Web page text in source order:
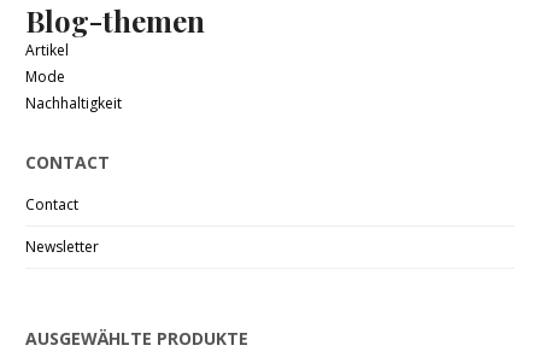
Blog-themen
Artikel
Mode
Nachhaltigkeit
CONTACT
Contact
Newsletter
AUSGEWÄHLTE PRODUKTE